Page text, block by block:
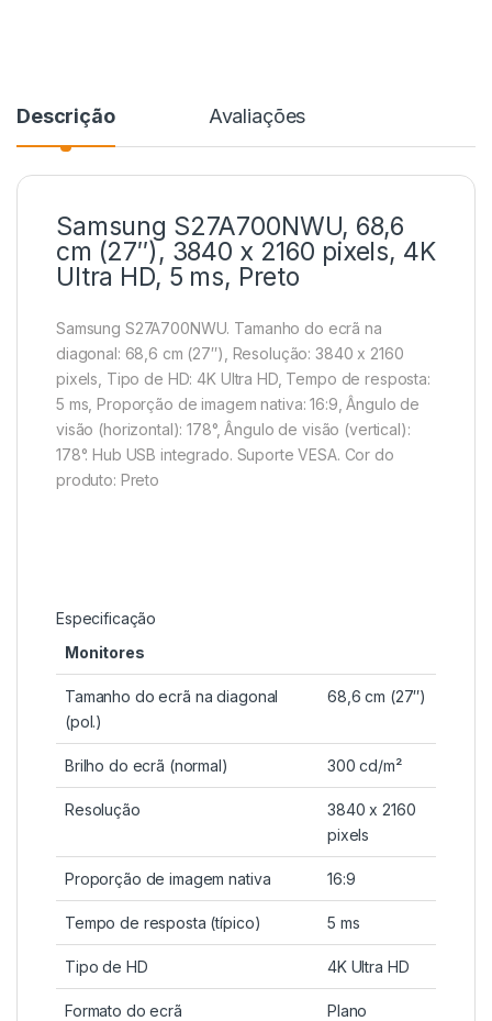
Descrição Avaliações
Samsung S27A700NWU, 68,6
cm (27″), 3840 x 2160 pixels, 4K
Ultra HD, 5 ms, Preto
Samsung S27A700NWU. Tamanho do ecrã na
diagonal: 68,6 cm (27″), Resolução: 3840 x 2160
pixels, Tipo de HD: 4K Ultra HD, Tempo de resposta:
5 ms, Proporção de imagem nativa: 16:9, Ângulo de
visão (horizontal): 178°, Ângulo de visão (vertical):
178°. Hub USB integrado. Suporte VESA. Cor do
produto: Preto
Especificação
Monitores
Tamanho do ecrã na diagonal
(pol.)
68,6 cm (27″)
Brilho do ecrã (normal) 300 cd/m²
Resolução
3840 x 2160
pixels
Proporção de imagem nativa 16:9
Tempo de resposta (típico) 5 ms
Tipo de HD 4K Ultra HD
Formato do ecrã Plano